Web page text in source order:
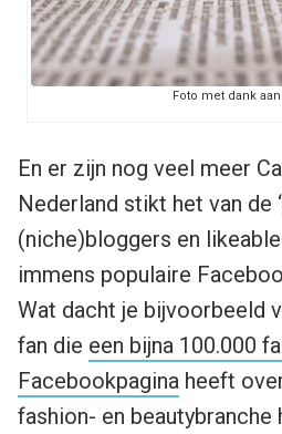
Foto met dank
En er zijn nog veel meer
Nederland stikt het van de
(niche)bloggers en
immens populaire
Wat dacht je bijvoorbeeld
fan die een bijna 100.000
Facebookpagina heeft
fashion- en beautybranche